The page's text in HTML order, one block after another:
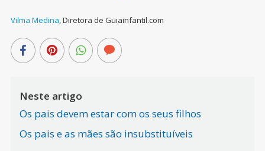
Vilma Medina,Diretora de Guiainfantil.com
Neste artigo
Os pais devem estar com os seus filhos
Os pais e as mães são insubstituíveis